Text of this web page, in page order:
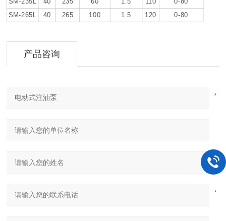
SM-265L
40 265 100 1.5 120 0-80
产品咨询